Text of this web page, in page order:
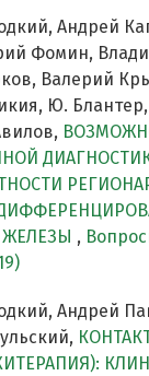
Андрей
Фомин,
Валерий
Ю.
,
Андрей